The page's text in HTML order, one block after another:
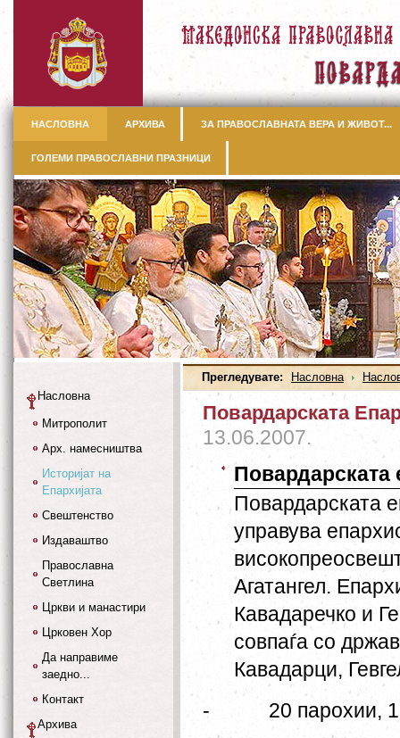
НАСЛОВНА АРХИВА ЗА ПРАВОСЛАВНАТА ВЕРА И ЖИВОТ...
ГОЛЕМИ ПРАВОСЛАВНИ ПРАЗНИЦИ
Прегледувате: Насловна
Повардарската
13.06.2007.
Повардарската
Повардарската
управува
Агатангел.
Кавадаречко и
совпаѓа со
Кавадарци,
-
20 парохии,
Насловна
Митрополит
Арх. намесништва
Историјат на
Епархијата
Свештенство
Издаваштво
Православна
Светлина
Цркви и манастири
Црковен Хор
Да направиме
заедно...
Контакт
Архива